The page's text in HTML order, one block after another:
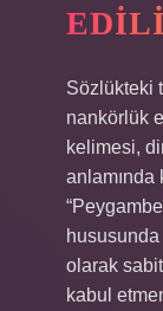
Sözlükteki
nankörlük
kelimesi,
anlamında
olarak
kabul